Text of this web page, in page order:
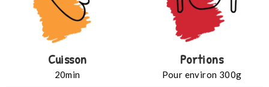
Cuisson
20min
Portions
Pour environ 300g